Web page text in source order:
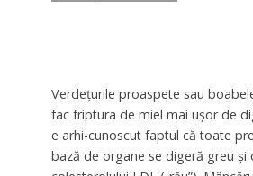
Verdețurile proaspete sau
fac friptura de miel mai uşor de
e arhi-cunoscut faptul că toate
bază de organe se digeră greu şi